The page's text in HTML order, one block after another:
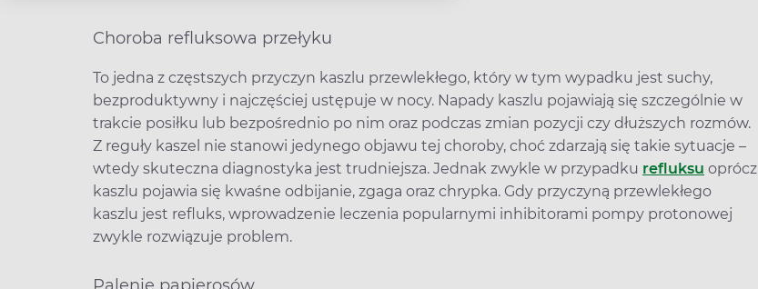
Choroba refluksowa przełyku
To jedna z częstszych przyczyn kaszlu przewlekłego, który w tym wypadku jest suchy,
bezproduktywny i najczęściej ustępuje w nocy. Napady kaszlu pojawiają się szczególnie w
trakcie posiłku lub bezpośrednio po nim oraz podczas zmian pozycji czy dłuższych rozmów.
Z reguły kaszel nie stanowi jedynego objawu tej choroby, choć zdarzają się takie sytuacje –
wtedy skuteczna diagnostyka jest trudniejsza. Jednak zwykle w przypadku refluksu oprócz
kaszlu pojawia się kwaśne odbijanie, zgaga oraz chrypka. Gdy przyczyną przewlekłego
kaszlu jest refluks, wprowadzenie leczenia popularnymi inhibitorami pompy protonowej
zwykle rozwiązuje problem.